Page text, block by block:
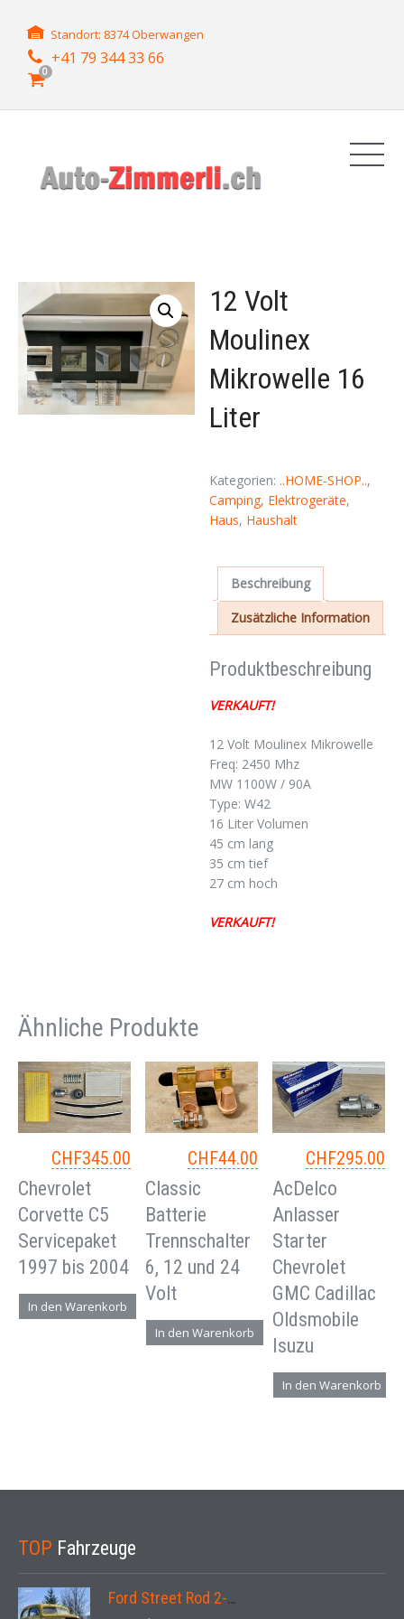
Standort: 8374 Oberwangen
+41 79 344 33 66
0
12 Volt
Moulinex
Mikrowelle 16
Liter
Kategorien:..HOME-SHOP..,
Camping, Elektrogeräte,
Haus, Haushalt
Beschreibung
Zusätzliche Information
Produktbeschreibung
VERKAUFT!
12 Volt Moulinex Mikrowelle
Freq: 2450 Mhz
MW 1100W / 90A
Type: W42
16 Liter Volumen
45 cm lang
35 cm tief
27 cm hoch
VERKAUFT!
Ähnliche Produkte
CHF345.00
Chevrolet
Corvette C5
Servicepaket
1997 bis 2004
In den Warenkorb
CHF44.00
Classic
Batterie
Trennschalter
6, 12 und 24
Volt
In den Warenkorb
CHF295.00
AcDelco
Anlasser
Starter
Chevrolet
GMC Cadillac
Oldsmobile
Isuzu
In den Warenkorb
TOP Fahrzeuge
Ford Street Rod 2-Door V8 Aut. 1937